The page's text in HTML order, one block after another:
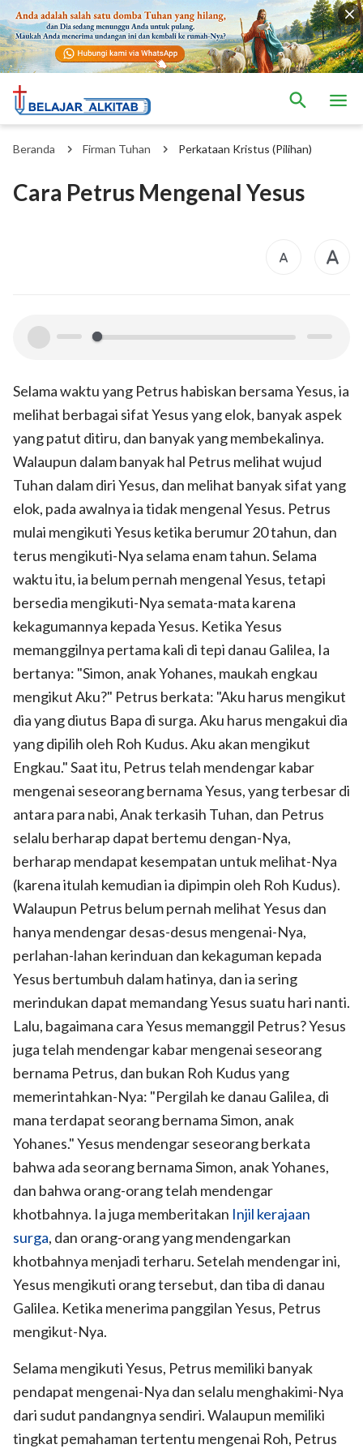
Beranda Firman Tuhan Perkataan Kristus (Pilihan)
Cara Petrus Mengenal Yesus
00:00 00:00
Selama waktu yang Petrus habiskan bersama Yesus, ia
melihat berbagai sifat Yesus yang elok, banyak aspek
yang patut ditiru, dan banyak yang membekalinya.
Walaupun dalam banyak hal Petrus melihat wujud
Tuhan dalam diri Yesus, dan melihat banyak sifat yang
elok, pada awalnya ia tidak mengenal Yesus. Petrus
mulai mengikuti Yesus ketika berumur 20 tahun, dan
terus mengikuti-Nya selama enam tahun. Selama
waktu itu, ia belum pernah mengenal Yesus, tetapi
bersedia mengikuti-Nya semata-mata karena
kekagumannya kepada Yesus. Ketika Yesus
memanggilnya pertama kali di tepi danau Galilea, Ia
bertanya: "Simon, anak Yohanes, maukah engkau
mengikut Aku?" Petrus berkata: "Aku harus mengikut
dia yang diutus Bapa di surga. Aku harus mengakui dia
yang dipilih oleh Roh Kudus. Aku akan mengikut
Engkau." Saat itu, Petrus telah mendengar kabar
mengenai seseorang bernama Yesus, yang terbesar di
antara para nabi, Anak terkasih Tuhan, dan Petrus
selalu berharap dapat bertemu dengan-Nya,
berharap mendapat kesempatan untuk melihat-Nya
(karena itulah kemudian ia dipimpin oleh Roh Kudus).
Walaupun Petrus belum pernah melihat Yesus dan
hanya mendengar desas-desus mengenai-Nya,
perlahan-lahan kerinduan dan kekaguman kepada
Yesus bertumbuh dalam hatinya, dan ia sering
merindukan dapat memandang Yesus suatu hari nanti.
Lalu, bagaimana cara Yesus memanggil Petrus? Yesus
juga telah mendengar kabar mengenai seseorang
bernama Petrus, dan bukan Roh Kudus yang
memerintahkan-Nya: "Pergilah ke danau Galilea, di
mana terdapat seorang bernama Simon, anak
Yohanes." Yesus mendengar seseorang berkata
bahwa ada seorang bernama Simon, anak Yohanes,
dan bahwa orang-orang telah mendengar
khotbahnya. Ia juga memberitakan Injil kerajaan
surga, dan orang-orang yang mendengarkan
khotbahnya menjadi terharu. Setelah mendengar ini,
Yesus mengikuti orang tersebut, dan tiba di danau
Galilea. Ketika menerima panggilan Yesus, Petrus
mengikut-Nya.
Selama mengikuti Yesus, Petrus memiliki banyak
pendapat mengenai-Nya dan selalu menghakimi-Nya
dari sudut pandangnya sendiri. Walaupun memiliki
tingkat pemahaman tertentu mengenai Roh, Petrus